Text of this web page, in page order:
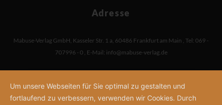
Adresse
Mabuse-Verlag GmbH, Kasseler Str. 1 a, 60486 Frankfurt am Main , Tel: 069 -
707996 - 0 , E-Mail: info@mabuse-verlag.de
Um unsere Webseiten für Sie optimal zu gestalten und
fortlaufend zu verbessern, verwenden wir Cookies. Durch